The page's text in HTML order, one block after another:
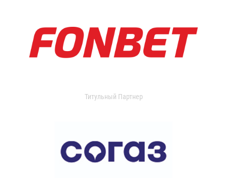
Титульный Партнер